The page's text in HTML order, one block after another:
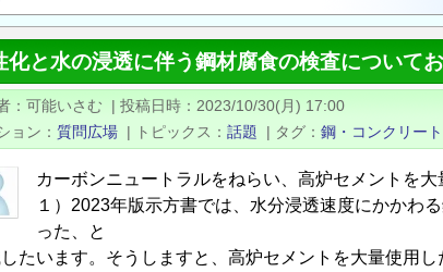
化と水の浸透に伴う鋼材腐食の検査について
可能いさむ | 投稿日時
2023/10/30(月) 17:00
ョン
質問広場 | トピックス 話題 | タグ 鋼・コンクリート
カーボンニュートラルをねらい、高炉セメントを
１）2023年版示方書では、水分浸透速度にかかわ
った、と
たいます。そうしますと、高炉セメントを大量使用